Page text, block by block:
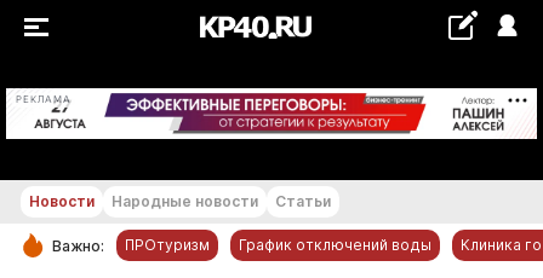
РЕКЛАМА +21...+22 °С
Новости Народные новости Статьи
Важно: ПРОтуризм График отключений воды Клиника